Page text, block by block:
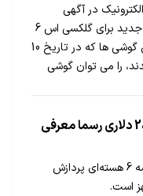
در آگهی
تبلیغاتی خود از عرضه دو رنگ جدید برای گلکسی اس 6
و گلکسی اس 6 اج خبر داد. این گوشی ها که در تاریخ 10
را می توان گوشی
که در حال حاضر برای
دو رنگ آبی
کاربران منتظر آن
است.
پیکسل بادز پرو با قیمت 200 دلاری رسما معرفی
جدیدترین ایربادز گوگل به تراشه 6 هسته‌ای پردازش
است.